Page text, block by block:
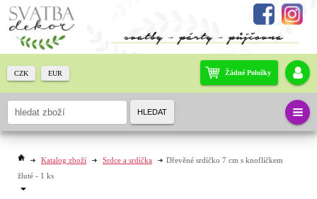
Katalog zboží Srdce a srdíčka
Dřevěné srdíčko 7 cm s knoflíčkem
žluté - 1 ks
Žádné Položky
CZK EUR
HLEDAT